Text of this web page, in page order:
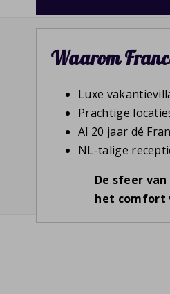
Waarom
Luxe
Prachtige
Al 20 jaar dé
NL-talige
De sfeer
het comfort